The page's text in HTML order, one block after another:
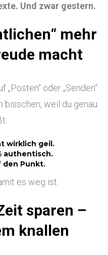
Und zwar gestern.
mehr
macht
„Posten“ oder „Senden“
bisschen, weil du genau
wirklich geil.
authentisch.
den Punkt.
es weg ist.
sparen –
knallen